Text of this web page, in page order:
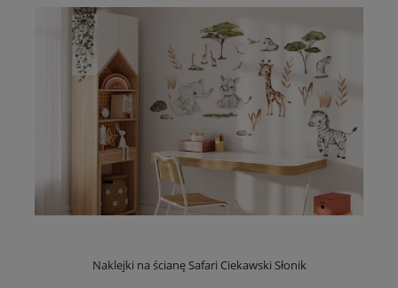
Naklejki na ścianę Safari Ciekawski Słonik